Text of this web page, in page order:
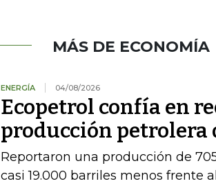
MÁS DE ECONOMÍA
ENERGÍA 04/08/2026
Ecopetrol confía en
producción petrolera
Reportaron una producción de
casi 19.000 barriles menos frente